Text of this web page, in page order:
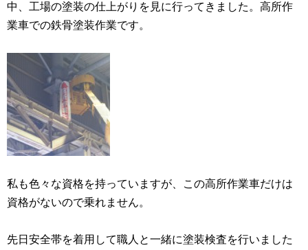
中、工場の塗装の仕上がりを見に行ってきました。高所作
業車での鉄骨塗装作業です。
私も色々な資格を持っていますが、この高所作業車だけは
資格がないので乗れません。
先日安全帯を着用して職人と一緒に塗装検査を行いました